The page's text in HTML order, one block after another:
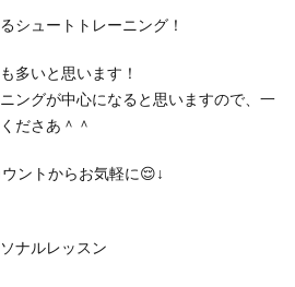
シュートトレーニング！
多いと思います！
ングが中心になると思いますので、一
ださあ＾＾
ントからお気軽に😌↓
ナルレッスン